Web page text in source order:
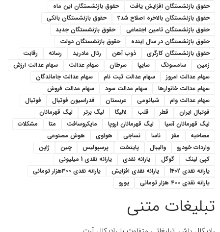
حقوق بازنشستگان افزایش یافت
حقوق بازنشستگان این ماه
حقوق بازنشستگان بالاخره اصلاح شد؟
حقوق بازنشستگان بانکی
حقوق بازنشستگان تامین اجتماعی
حقوق بازنشستگان جدید
حقوق بازنشستگان در سال آینده
حقوق بازنشستگان دولت
حقوق بازنشستگان کارگری
ذوب آهن رئال مادرید رسانه
رقابت
زمین
سامسونگ سایپا سرطان سهام عدالت
سهام عدالت ارزش
سهام عدالت امروز
سهام عدالت ثبت نام
سهام عدالت جاماندگان
سهام عدالت خانوارها
سهام عدالت سود
سهام عدالت فروش
سهام عدالت وام
شیائومی عربستان فدراسیون فوتبال
فوتبال
فوتبال ایران
قطر قلب لالیگا لیگ برتر
لیگ قهرمانان
لیگ قهرمانان آسیا
لیگ قهرمانان اروپا مایکروسافت متا
مشکلات
مصاحبه
مغز ناسا نساجی هواوی
هوش مصنوعی
واردات خودرو
والیبال پایتخت پرسپولیس چین
ژاپن
کپی لینک
گوگل یارانه نقدی
یارانه نقدی 1 میلیونی
یارانه نقدی 1402
یارانه نقدی افزایش
یارانه نقدی ۳۰۰هزار تومانی
یارانه نقدی ۴۰۰ هزار تومانی
یورو
تبلیغات متنی